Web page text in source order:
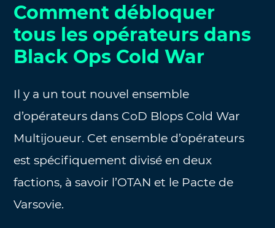
Comment débloquer
tous les opérateurs dans
Black Ops Cold War
Il y a un tout nouvel ensemble
d’opérateurs dans CoD Blops Cold War
Multijoueur. Cet ensemble d’opérateurs
est spécifiquement divisé en deux
factions, à savoir l’OTAN et le Pacte de
Varsovie.